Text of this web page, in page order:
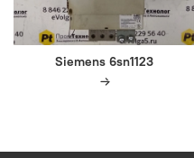
Siemens 6sn1123